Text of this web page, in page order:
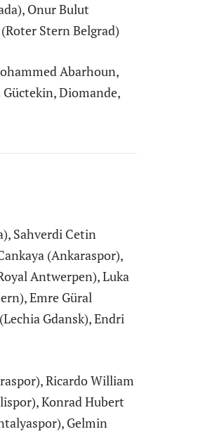
Onur Bulut
Stern Belgrad)
Abarhoun,
Diomande,
Sahverdi Cetin
(Ankaraspor),
Antwerpen), Luka
Emre Güral
Gdansk), Endri
Ricardo William
Konrad Hubert
Gelmin